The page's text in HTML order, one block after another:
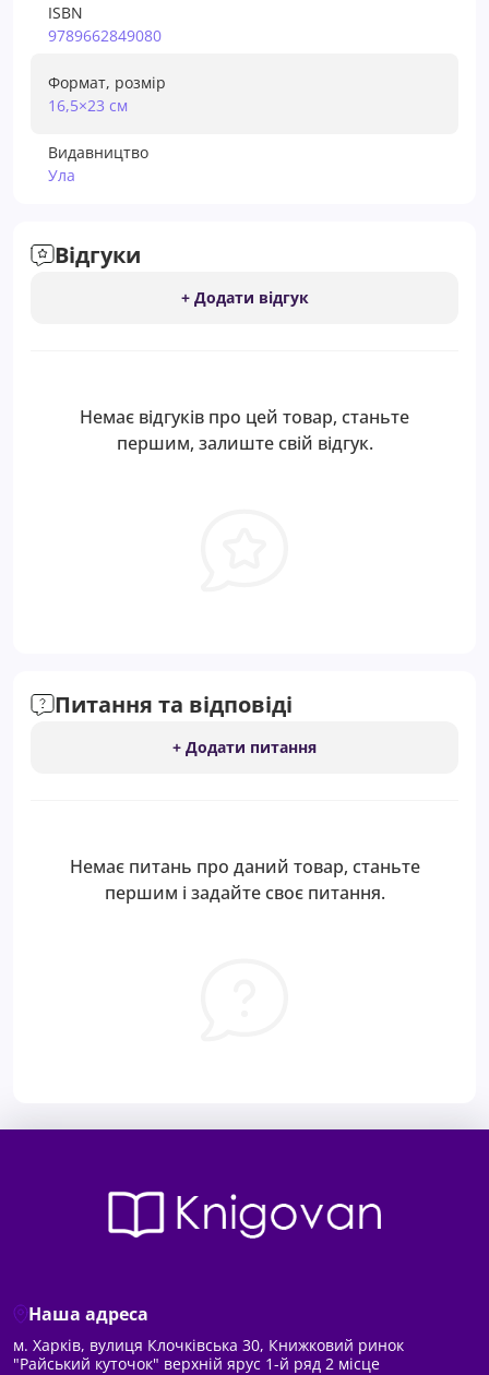
ISBN
9789662849080
Формат, розмір
16,5×23 см
Видавництво
Ула
Відгуки
+ Додати відгук
Немає відгуків про цей товар, станьте
першим, залиште свій відгук.
Питання та відповіді
+ Додати питання
Немає питань про даний товар, станьте
першим і задайте своє питання.
Наша адреса
м. Харків, вулиця Клочківська 30, Книжковий ринок
"Райський куточок" верхній ярус 1-й ряд 2 місце